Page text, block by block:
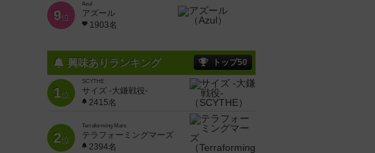
9位
Azul
アズール
1903名
興味ありランキング トップ50
1位
SCYTHE
サイズ -大鎌戦役-
2415名
2位
Terraforming Mars
テラフォーミングマーズ
2394名